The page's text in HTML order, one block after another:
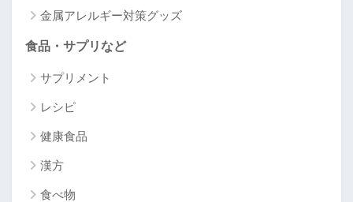
金属アレルギー対策グッズ
食品・サプリなど
サプリメント
レシピ
健康食品
漢方
食べ物